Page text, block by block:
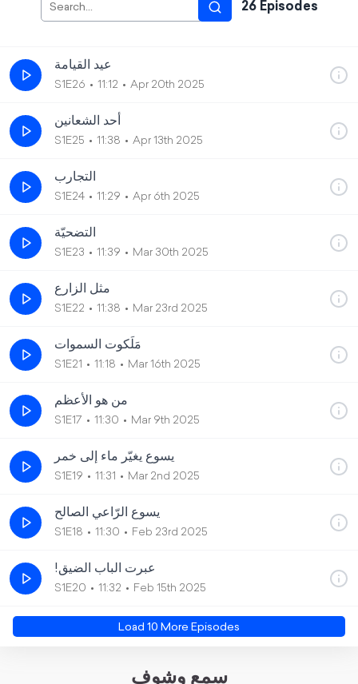
26Episodes
عيد القيامة
S1E26 11:12 Apr 20th 2025
أحد الشعانين
S1E25 11:38 Apr 13th 2025
التجارب
S1E24 11:29 Apr 6th 2025
التضحيّة
S1E23 11:39 Mar 30th 2025
مثل الزارع
S1E22 11:38 Mar 23rd 2025
مَلَكوت السموات
S1E21 11:18 Mar 16th 2025
من هو الأعظم
S1E17 11:30 Mar 9th 2025
يسوع يغيّر ماء إلى خمر
S1E19 11:31 Mar 2nd 2025
يسوع الرّاعي الصالح
S1E18 11:30 Feb 23rd 2025
!عبرت الباب الضيق
S1E20 11:32 Feb 15th 2025
Load 10 More Episodes
سمع وشوف